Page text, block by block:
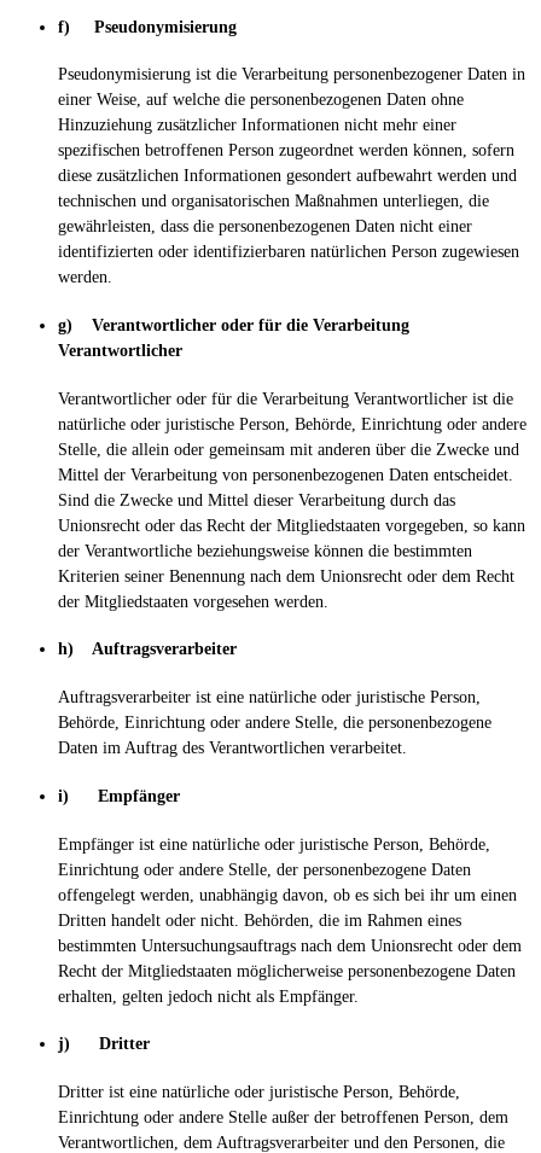
f) Pseudonymisierung
Pseudonymisierung ist die Verarbeitung personenbezogener Daten in
einer Weise, auf welche die personenbezogenen Daten ohne
Hinzuziehung zusätzlicher Informationen nicht mehr einer
spezifischen betroffenen Person zugeordnet werden können, sofern
diese zusätzlichen Informationen gesondert aufbewahrt werden und
technischen und organisatorischen Maßnahmen unterliegen, die
gewährleisten, dass die personenbezogenen Daten nicht einer
identifizierten oder identifizierbaren natürlichen Person zugewiesen
werden.
g) Verantwortlicher oder für die Verarbeitung
Verantwortlicher
Verantwortlicher oder für die Verarbeitung Verantwortlicher ist die
natürliche oder juristische Person, Behörde, Einrichtung oder andere
Stelle, die allein oder gemeinsam mit anderen über die Zwecke und
Mittel der Verarbeitung von personenbezogenen Daten entscheidet.
Sind die Zwecke und Mittel dieser Verarbeitung durch das
Unionsrecht oder das Recht der Mitgliedstaaten vorgegeben, so kann
der Verantwortliche beziehungsweise können die bestimmten
Kriterien seiner Benennung nach dem Unionsrecht oder dem Recht
der Mitgliedstaaten vorgesehen werden.
h) Auftragsverarbeiter
Auftragsverarbeiter ist eine natürliche oder juristische Person,
Behörde, Einrichtung oder andere Stelle, die personenbezogene
Daten im Auftrag des Verantwortlichen verarbeitet.
i) Empfänger
Empfänger ist eine natürliche oder juristische Person, Behörde,
Einrichtung oder andere Stelle, der personenbezogene Daten
offengelegt werden, unabhängig davon, ob es sich bei ihr um einen
Dritten handelt oder nicht. Behörden, die im Rahmen eines
bestimmten Untersuchungsauftrags nach dem Unionsrecht oder dem
Recht der Mitgliedstaaten möglicherweise personenbezogene Daten
erhalten, gelten jedoch nicht als Empfänger.
j) Dritter
Dritter ist eine natürliche oder juristische Person, Behörde,
Einrichtung oder andere Stelle außer der betroffenen Person, dem
Verantwortlichen, dem Auftragsverarbeiter und den Personen, die